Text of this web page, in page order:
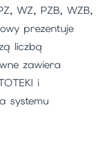
WZ, PZB, WZB,
prezentuje
liczbą
zawiera
i
systemu